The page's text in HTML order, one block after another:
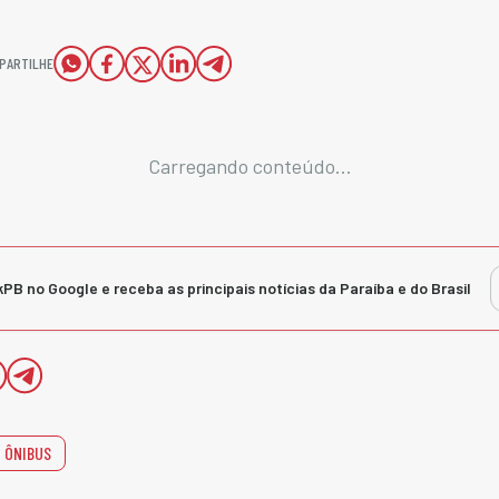
Carregando conteúdo...
no Google e receba as principais notícias da Paraíba e do Brasil
ÔNIBUS